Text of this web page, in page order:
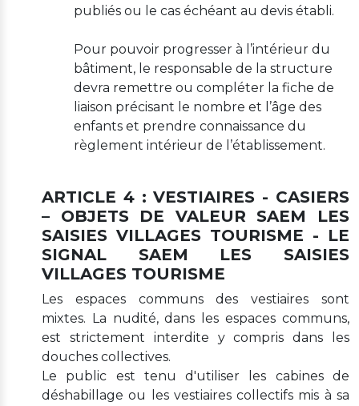
publiés ou le cas échéant au devis établi.
Pour pouvoir progresser à l’intérieur du
bâtiment, le responsable de la structure
devra remettre ou compléter la fiche de
liaison précisant le nombre et l’âge des
enfants et prendre connaissance du
règlement intérieur de l’établissement.
ARTICLE 4 : VESTIAIRES - CASIERS
– OBJETS DE VALEUR SAEM LES
SAISIES VILLAGES TOURISME - LE
SIGNAL SAEM LES SAISIES
VILLAGES TOURISME
Les espaces communs des vestiaires sont
mixtes. La nudité, dans les espaces communs,
est strictement interdite y compris dans les
douches collectives.
Le public est tenu d'utiliser les cabines de
déshabillage ou les vestiaires collectifs mis à sa